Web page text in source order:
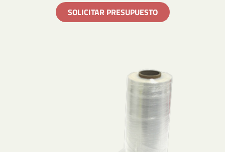
SOLICITAR PRESUPUESTO